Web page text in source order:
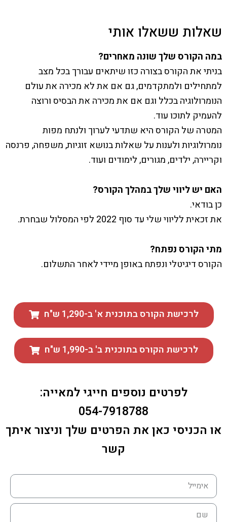
שאלות ששאלו אותי
במה הקורס שלך שונה מאחרים?
בניתי את הקורס בצורה כזו שיתאים עבורך בכל מצב
למתחילים ולמתקדמים, גם אם את לא מכירה את עולם
הנומרולוגיה בכלל וגם אם את מכירה את הבסיס ורוצה
להעמיק לתוכו עוד.
המטרה של הקורס היא שתדעי לערוך ולנתח מפות
נומרולוגיות ולענות על שאלות בנושא זוגיות, משפחה, פרנסה
וקריירה, ילדים, מגורים, לימודים ועוד.
האם יש ליווי שלך במהלך הקורס?
כן בודאי.
את זכאית לליווי שלי עד סוף 2022 לפי המסלול שבחרת.
מתי הקורס נפתח?
הקורס דיגיטלי ונפתח באופן מיידי לאחר התשלום.
לרכישת הקורס בתוכנית א' ב-1,290 ש"ח
לרכישת הקורס בתוכנית ב' ב-1,990 ש"ח
לפרטים נוספים חייגי למאייה:
054-7918788
או הכניסי כאן את הפרטים שלך וניצור איתך
קשר